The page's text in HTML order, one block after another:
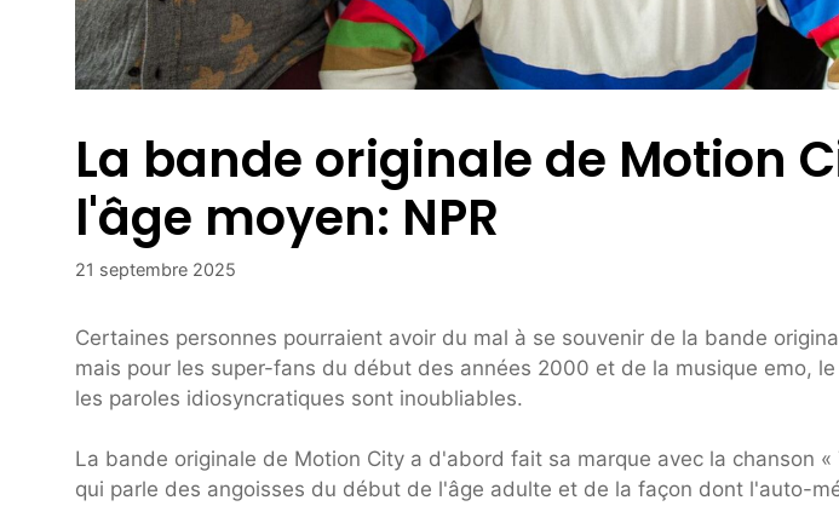
La bande originale de Motion
l'âge moyen: NPR
21 septembre 2025
Certaines personnes pourraient avoir du mal à se souvenir de la bande
mais pour les super-fans du début des années 2000 et de la musique emo,
les paroles idiosyncratiques sont inoubliables.
La bande originale de Motion City a d'abord fait sa marque avec la chanson «
qui parle des angoisses du début de l'âge adulte et de la façon dont l'auto-